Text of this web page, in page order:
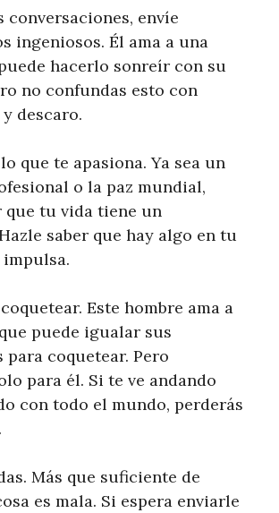
conversaciones, envíe
ingeniosos. Él ama a una
hacerlo sonreír con su
no confundas esto con
descaro.
que te apasiona. Ya sea un
o la paz mundial,
que tu vida tiene un
saber que hay algo en tu
Este hombre ama a
puede igualar sus
para coquetear. Pero
para él. Si te ve andando
con todo el mundo, perderás
Más que suficiente de
es mala. Si espera enviarle